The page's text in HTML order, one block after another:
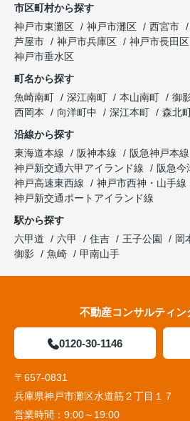
市区町村から探す
神戸市東灘区
神戸市灘区 西宮市
芦屋市
神戸市兵庫区 神戸市長田区
神戸市垂水区
町名から探す
魚崎南町
深江南町 本山南町 御
西岡本
向洋町中 深江本町
森北
沿線から探す
東海道本線
阪神本線
阪急神戸本線
神戸新交通六甲アイランド線
阪急今
神戸高速東西線
神戸市西神・山手線
神戸新交通ポートアイランド線
駅から探す
六甲道
六甲 住吉 王子公園 岡
御影
魚崎 甲南山手
不動産コンサルティン
0120-30-1146
〒657-0831
兵庫県神戸市灘区水道筋２丁目１７
営業時間： 9:00～19:00